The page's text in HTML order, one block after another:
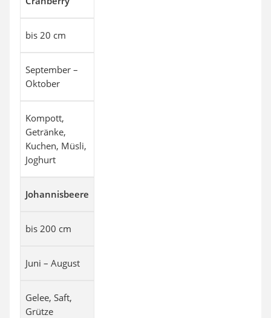
bis 20 cm
September –
Oktober
Kompott,
Getränke,
Kuchen, Müsli,
Joghurt
Johannisbeere
bis 200 cm
Juni – August
Gelee, Saft,
Grütze